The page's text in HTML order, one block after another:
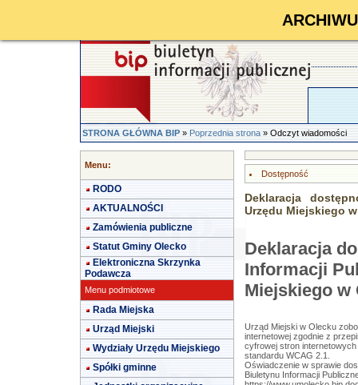
STRONA GŁÓWNA BIP»Poprzednia strona» Odczyt wiadomości
Menu:
RODO
AKTUALNOŚCI
Zamówienia publiczne
Statut Gminy Olecko
Elektroniczna Skrzynka
Podawcza
Menu podmiotowe
Rada Miejska
Urząd Miejski
Wydziały Urzędu Miejskiego
Spółki gminne
Dostępność
Deklaracja
Urzędu Miejskiego
Deklaracja
Informacji
Miejskiego w
Urząd Miejski w Olecku
internetowej zgodnie z
cyfrowej stron
standardu WCAG 2.1.
Oświadczenie w sprawie
Biuletynu Informacji